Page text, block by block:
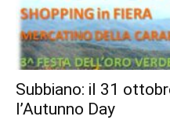
Subbiano: il 31
l’Autunno Day